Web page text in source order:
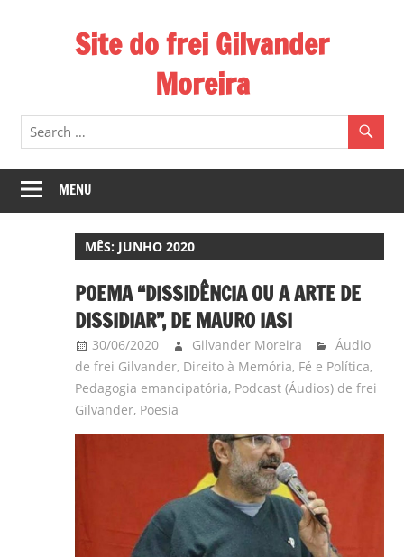
Site do frei Gilvander
Moreira
Esse
site
frei
Gilvander
divulga
pastoral
militância
MENU
MÊS: JUNHO 2020
POEMA “DISSIDÊNCIA OU A ARTE DE
DISSIDIAR”, DE MAURO IASI
30/06/2020 Gilvander Moreira
Áudio
de frei Gilvander, Direito à Memória, Fé e Política,
Pedagogia emancipatória, Podcast (Áudios) de frei
Gilvander, Poesia